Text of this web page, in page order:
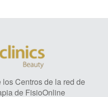
Centros de la red de
de FisioOnline